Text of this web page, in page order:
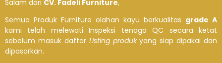
Salam dari CV. Fadeli Furniture,
Semua Produk Furniture olahan kayu berkualitas grade A
kami telah melewati Inspeksi tenaga QC secara ketat
sebelum masuk daftar Listing produkyang siap dipakai dan
dipasarkan.